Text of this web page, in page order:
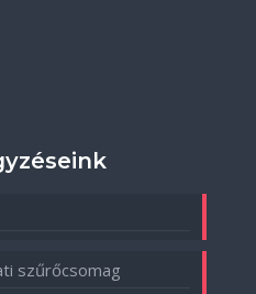
szűrőcsomag